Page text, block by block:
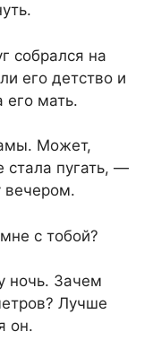
собрался на
его детство и
его мать.
Может,
стала пугать, —
вечером.
с тобой?
ночь. Зачем
Лучше
он.